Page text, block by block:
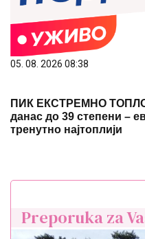
05. 08. 2026 08:38
ПИК ЕКСТРЕМНО
данас до 39 степени –
тренутно најтоплији
Preporuka za